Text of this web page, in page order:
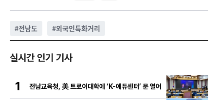
#전남도 #외국인특화거리
실시간 인기 기사
1 전남교육청, 美 트로이대학에 ‘K-에듀센터’ 문 열어